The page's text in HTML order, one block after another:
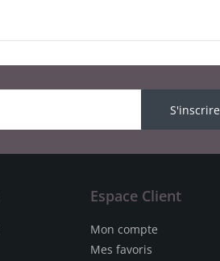
S'inscrire
Espace Client
Mon compte
Mes favoris